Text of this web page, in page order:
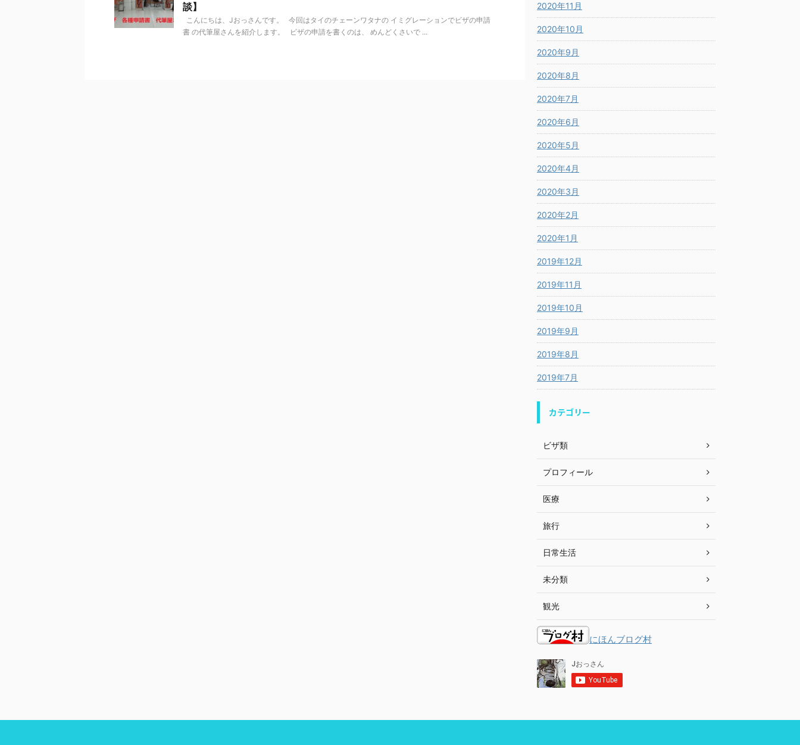
談】
こんにちは、Jおっさんです。 今回はタイのチェーンワタナの イミグレーションでビザの申請
書 の代筆屋さんを紹介します。 ビザの申請を書くのは、 めんどくさいで ...
2020年11月
2020年10月
2020年9月
2020年8月
2020年7月
2020年6月
2020年5月
2020年4月
2020年3月
2020年2月
2020年1月
2019年12月
2019年11月
2019年10月
2019年9月
2019年8月
2019年7月
カテゴリー
ビザ類
プロフィール
医療
旅行
日常生活
未分類
観光
にほんブログ村